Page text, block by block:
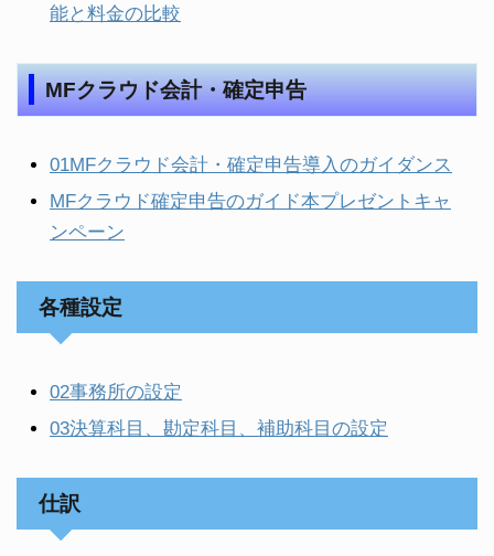
能と料金の比較
MFクラウド会計・確定申告
01MFクラウド会計・確定申告導入のガイダンス
MFクラウド確定申告のガイド本プレゼントキャ
ンペーン
各種設定
02事務所の設定
03決算科目、勘定科目、補助科目の設定
仕訳